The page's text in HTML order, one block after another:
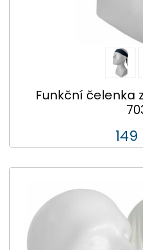
Funkční čelenka
149